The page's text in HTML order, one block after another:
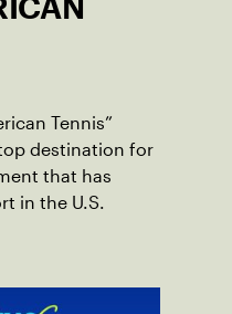
Tennis”
destination for
that has
in the U.S.